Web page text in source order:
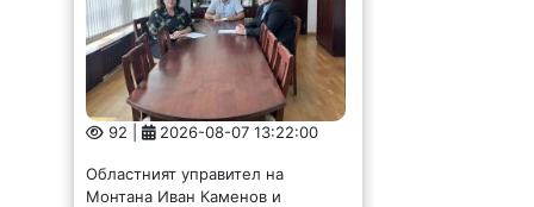
92 | 2026-08-07 13:22:00
Областният управител на
Монтана Иван Каменов и